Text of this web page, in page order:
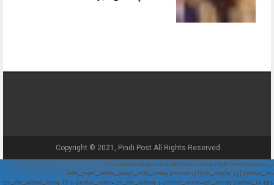
Copyright © 2021, Pindi Post All Rights Reserved.
// Show Author Image with Author Name in UrduPaper Theme function
urdu_paper_author_image_with_name($content) { if (is_single()) { $author_id =
get_the_author_meta('ID'); $author_name = get_the_author(); $author_avatar = get_avatar($author_id, 48);